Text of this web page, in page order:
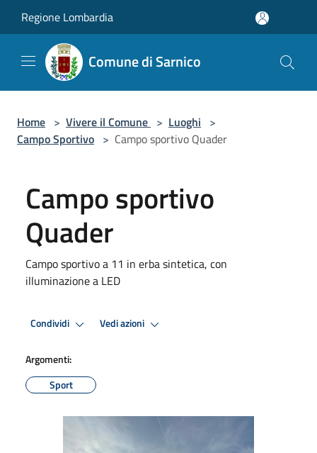
Regione Lombardia
Comune di Sarnico
Home > Vivere il Comune > Luoghi >
Campo Sportivo > Campo sportivo Quader
Campo sportivo
Quader
Campo sportivo a 11 in erba sintetica, con
illuminazione a LED
Condividi Vedi azioni
Argomenti:
Sport